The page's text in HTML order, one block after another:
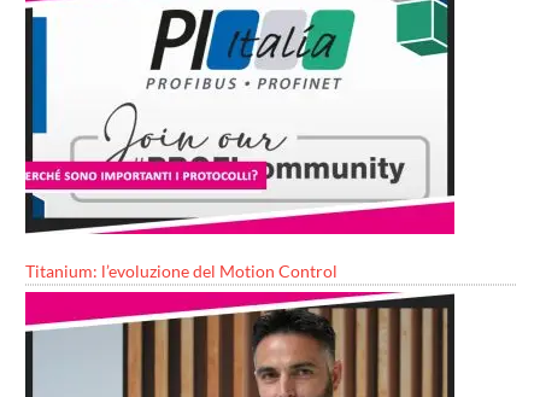
Titanium: l’evoluzione del Motion Control